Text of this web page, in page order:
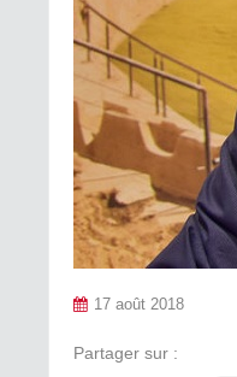
17 août 2018
Partager sur :